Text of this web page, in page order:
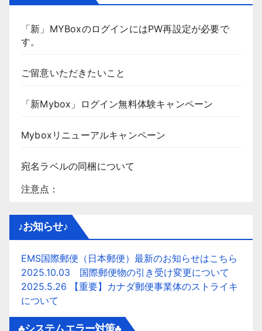
「新」MYBoxのログインにはPW再設定が必要で
す。
ご留意いただきたいこと
「新Mybox」ログイン無料体験キャンペーン
Myboxリニューアルキャンペーン
宛名ラベルの同梱について
注意点：
♪お知らせ♪
EMS国際郵便（日本郵便）最新のお知らせはこちら
2025.10.03 国際郵便物の引き受け変更について
2025.5.26 【重要】カナダ郵便事業体のストライキ
について